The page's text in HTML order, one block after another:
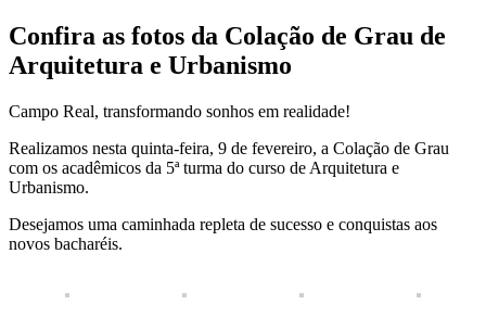
Confira as fotos da Colação de Grau de
Arquitetura e Urbanismo
Campo Real, transformando sonhos em realidade!
Realizamos nesta quinta-feira, 9 de fevereiro, a Colação de Grau
com os acadêmicos da 5ª turma do curso de Arquitetura e
Urbanismo.
Desejamos uma caminhada repleta de sucesso e conquistas aos
novos bacharéis.